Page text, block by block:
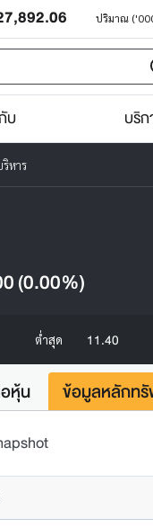
ปริมาณ
บ บริ
หาร
(0.00%)
ต่ำสุด 11.40
หุ้น ข้อมูลหลักท